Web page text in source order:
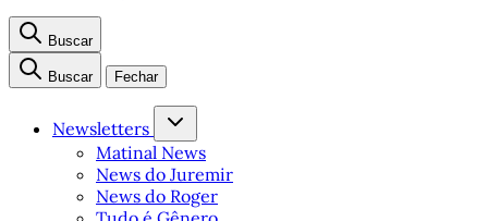
Buscar
Buscar Fechar
Newsletters
Matinal News
News do Juremir
News do Roger